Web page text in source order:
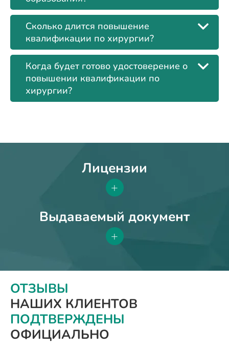
Сколько длится повышение
квалификации по хирургии?
Когда будет готово удостоверение о
повышении квалификации по
хирургии?
Лицензии
+
Выдаваемый документ
+
ОТЗЫВЫ
НАШИХ КЛИЕНТОВ
ПОДТВЕРЖДЕНЫ
ОФИЦИАЛЬНО